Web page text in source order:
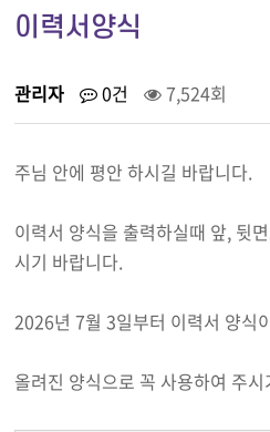
이력서양식
관리자 0건 7,524회
주님 안에 평안 하시길 바랍니다.
이력서 양식을 출력하실때 앞, 뒷
시기 바랍니다.
2026년 7월 3일부터 이력서 양식
올려진 양식으로 꼭 사용하여 주